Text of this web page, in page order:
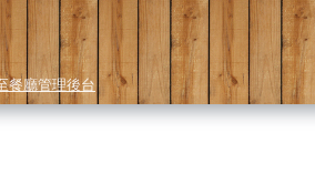
餐廳管理後台